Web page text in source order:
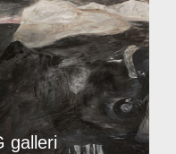
galleri